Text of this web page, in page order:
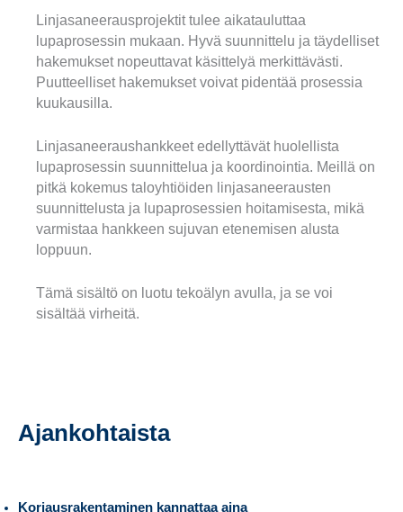
Linjasaneerausprojektit tulee aikatauluttaa
lupaprosessin mukaan. Hyvä suunnittelu ja täydelliset
hakemukset nopeuttavat käsittelyä merkittävästi.
Puutteelliset hakemukset voivat pidentää prosessia
kuukausilla.
Linjasaneeraushankkeet edellyttävät huolellista
lupaprosessin suunnittelua ja koordinointia. Meillä on
pitkä kokemus taloyhtiöiden linjasaneerausten
suunnittelusta ja lupaprosessien hoitamisesta, mikä
varmistaa hankkeen sujuvan etenemisen alusta
loppuun.
Tämä sisältö on luotu tekoälyn avulla, ja se voi
sisältää virheitä.
Ajankohtaista
Korjausrakentaminen kannattaa aina